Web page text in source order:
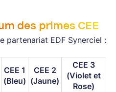
des primes CEE
partenariat EDF Synerciel :
CEE 1
(Bleu)
CEE 2
(Jaune)
CEE 3
(Violet et
Rose)